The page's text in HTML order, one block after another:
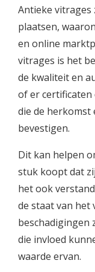
Antieke vitrages
plaatsen,
en online
vitrages is het
de kwaliteit en
of er certificaten
die de herkomst
bevestigen.
Dit kan helpen
stuk koopt dat
het ook
de staat van het
beschadigingen
die invloed
waarde ervan.